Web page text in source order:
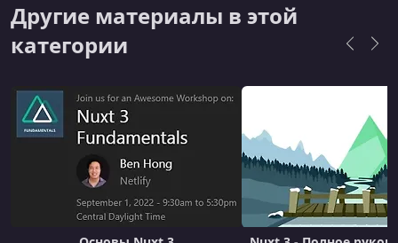
Другие материалы в этой
категории